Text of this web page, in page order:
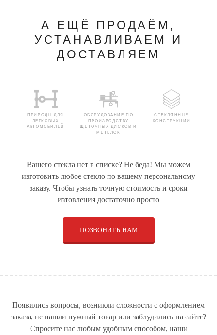
А ЕЩЁ ПРОДАЁМ,
УСТАНАВЛИВАЕМ И
ДОСТАВЛЯЕМ
ПРИВОДЫ ДЛЯ
ЛЕГКОВЫХ
АВТОМОБИЛЕЙ
ОБОРУДОВАНИЕ ПО
ПРОИЗВОДСТВУ
ЩЁТОЧНЫХ ДИСКОВ И
МЕТЁЛОК
СТЕКЛЯННЫЕ
КОНСТРУКЦИИ
ЛЕГКОВЫХ
АВТОМОБИЛЕЙ
ДЛЯ СПЕЦТЕХНИКИ
ГРУЗОВЫХ
СТЁКЛА ДЛЯ КАТЕРОВ
Вашего стекла нет в списке? Не беда! Мы можем
изготовить любое стекло по вашему персональному
заказу. Чтобы узнать точную стоимость и сроки
изтовления достаточно просто
ПОЗВОНИТЬ НАМ
Появились вопросы, возникли сложности с оформлением
заказа, не нашли нужный товар или заблудились на сайте?
Спросите нас любым удобным способом, наши